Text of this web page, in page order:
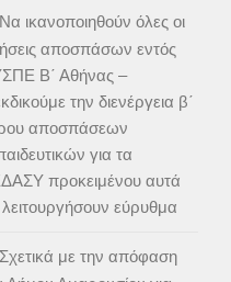
Να ικανοποιηθούν όλες οι
αποσπάσων εντός
Β΄ Αθήνας –
την διενέργεια β΄
αποσπάσεων
για τα
προκειμένου αυτά
εύρυθμα
Σχετικά με την απόφαση